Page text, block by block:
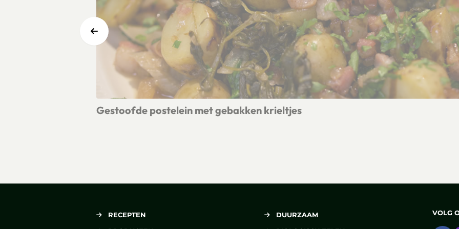
Gestoofde postelein met gebakken krieltjes
RECEPTEN
DUURZAAM
VOLG